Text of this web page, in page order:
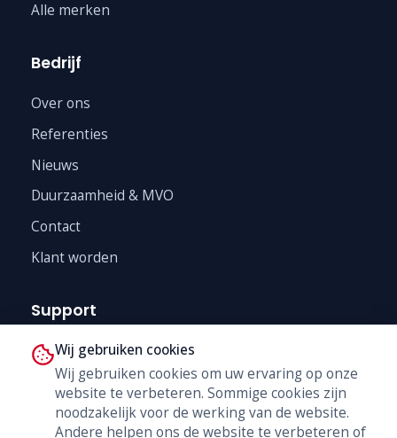
Alle merken
Bedrijf
Over ons
Referenties
Nieuws
Duurzaamheid & MVO
Contact
Klant worden
Support
Technische Dienst
Trainingen
B2B Shop
Wij gebruiken cookies
Wij gebruiken cookies om uw ervaring op onze
website te verbeteren. Sommige cookies zijn
noodzakelijk voor de werking van de website.
Andere helpen ons de website te verbeteren of